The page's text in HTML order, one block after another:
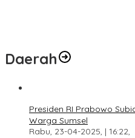
Daerah
Presiden RI Prabowo
Warga Sumsel
Rabu, 23-04-2025, | 16:22,